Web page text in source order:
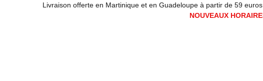
Livraison offerte en Martinique et en Guadeloupe à partir
NOUVEAUX